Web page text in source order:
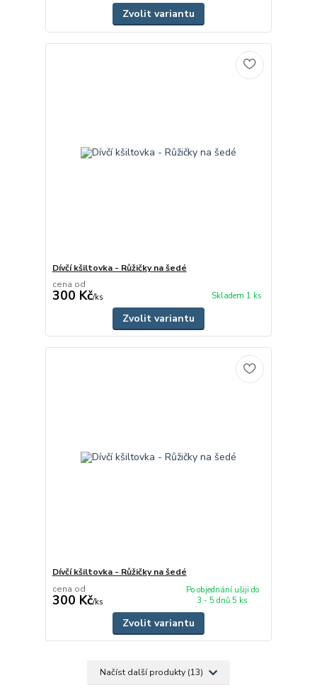
Zvolit variantu
Dívčí kšiltovka - Růžičky na šedé
cena od
300 Kč/ks Skladem 1 ks
Zvolit variantu
Dívčí kšiltovka - Růžičky na šedé
cena od
300 Kč/ks
Po objednání ušiji do
3 - 5 dnů 5 ks
Zvolit variantu
Načíst další produkty (13)